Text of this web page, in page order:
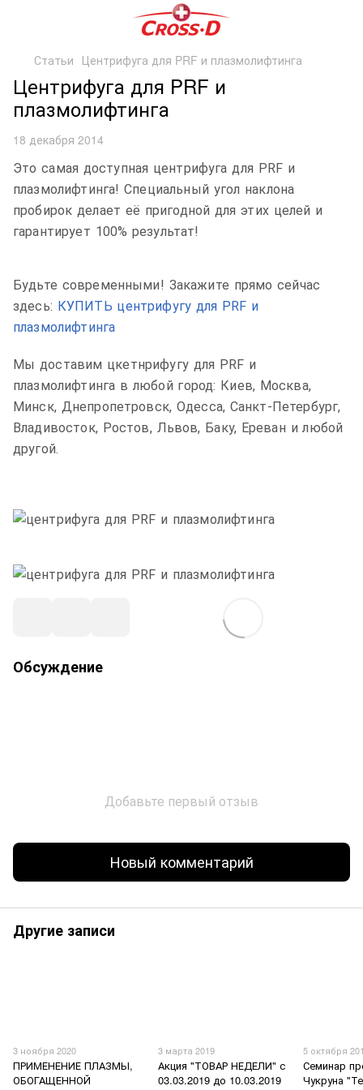
Статьи Центрифуга для PRF и плазмолифтинга
Центрифуга для PRF и
плазмолифтинга
18 декабря 2014
Это самая доступная центрифуга для PRF и
плазмолифтинга! Специальный угол наклона
пробирок делает её пригодной для этих целей и
гарантирует 100% результат!
Будьте современными! Закажите прямо сейчас
здесь: КУПИТЬ центрифугу для PRF и
плазмолифтинга
Мы доставим цкетнрифугу для PRF и
плазмолифтинга в любой город: Киев, Москва,
Минск, Днепропетровск, Одесса, Санкт-Петербург,
Владивосток, Ростов, Львов, Баку, Ереван и любой
другой.
Обсуждение
Добавьте первый отзыв
Новый комментарий
Другие записи
3 ноября 2020
ПРИМЕНЕНИЕ ПЛАЗМЫ,
ОБОГАЩЕННОЙ
3 марта 2019
Акция "ТОВАР НЕДЕЛИ" с
03.03.2019 до 10.03.2019
5 октября
Семинар
Чукруна